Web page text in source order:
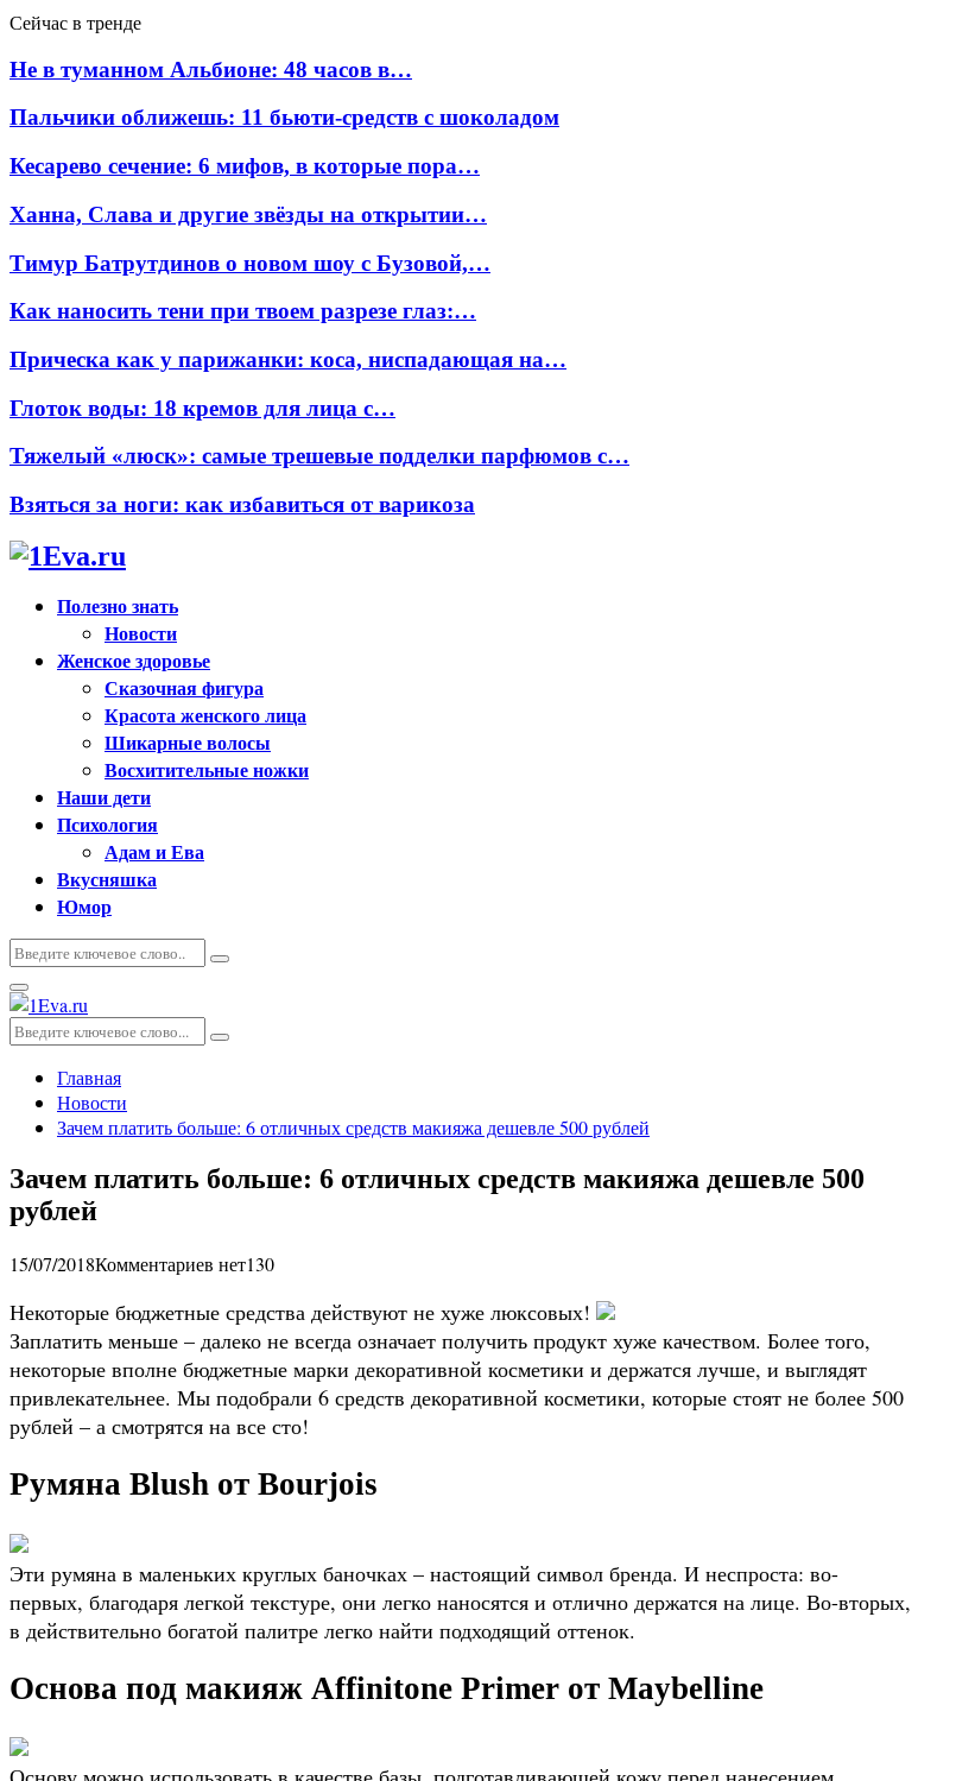
Сейчас в тренде
Не в туманном Альбионе: 48 часов в…
Пальчики оближешь: 11 бьюти-средств с шоколадом
Кесарево сечение: 6 мифов, в которые пора…
Ханна, Слава и другие звёзды на открытии…
Тимур Батрутдинов о новом шоу с Бузовой,…
Как наносить тени при твоем разрезе глаз:…
Прическа как у парижанки: коса, ниспадающая на…
Глоток воды: 18 кремов для лица с…
Тяжелый «люск»: самые трешевые подделки парфюмов с…
Взяться за ноги: как избавиться от варикоза
Полезно знать
Новости
Женское здоровье
Сказочная фигура
Красота женского лица
Шикарные волосы
Восхитительные ножки
Наши дети
Психология
Адам и Ева
Вкусняшка
Юмор
Искать:
Поиск
Основное
меню
Искать:
Поиск
Главная
Новости
Зачем платить больше: 6 отличных средств макияжа дешевле 500 рублей
Зачем платить больше: 6 отличных средств макияжа дешевле 500
рублей
15/07/2018Комментариев нет130
Некоторые бюджетные средства действуют не хуже люксовых!
Заплатить меньше – далеко не всегда означает получить продукт хуже качеством. Более того,
некоторые вполне бюджетные марки декоративной косметики и держатся лучше, и выглядят
привлекательнее. Мы подобрали 6 средств декоративной косметики, которые стоят не более 500
рублей – а смотрятся на все сто!
Румяна Blush от Bourjois
Эти румяна в маленьких круглых баночках – настоящий символ бренда. И неспроста: во-
первых, благодаря легкой текстуре, они легко наносятся и отлично держатся на лице. Во-вторых,
в действительно богатой палитре легко найти подходящий оттенок.
Основа под макияж Affinitone Primer от Maybelline